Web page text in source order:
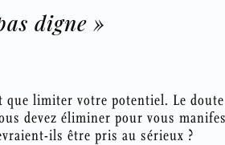
digne »
que limiter votre potentiel. Le
devez éliminer pour vous
ils être pris au sérieux ?